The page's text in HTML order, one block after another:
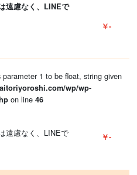
遠慮なく、LINEで
￥-
1 to be float, string given
wp/wp-
on line 46
遠慮なく、LINEで
￥-